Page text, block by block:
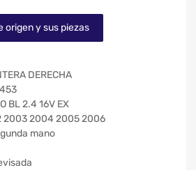
origen y sus piezas
DERECHA
BL 2.4 16V EX
2003 2004 2005 2006
mano